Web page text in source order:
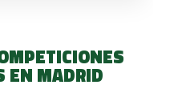
EN MADRID